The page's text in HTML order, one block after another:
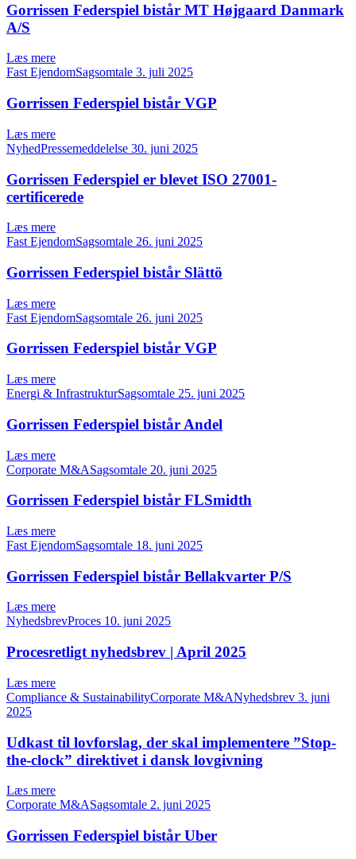
Gorrissen Federspiel bistår MT Højgaard Danmark
A/S
Læs mere
Fast EjendomSagsomtale 3. juli 2025
Gorrissen Federspiel bistår VGP
Læs mere
NyhedPressemeddelelse 30. juni 2025
Gorrissen Federspiel er blevet ISO 27001-
certificerede
Læs mere
Fast EjendomSagsomtale 26. juni 2025
Gorrissen Federspiel bistår Slättö
Læs mere
Fast EjendomSagsomtale 26. juni 2025
Gorrissen Federspiel bistår VGP
Læs mere
Energi & InfrastrukturSagsomtale 25. juni 2025
Gorrissen Federspiel bistår Andel
Læs mere
Corporate M&ASagsomtale 20. juni 2025
Gorrissen Federspiel bistår FLSmidth
Læs mere
Fast EjendomSagsomtale 18. juni 2025
Gorrissen Federspiel bistår Bellakvarter P/S
Læs mere
NyhedsbrevProces 10. juni 2025
Procesretligt nyhedsbrev | April 2025
Læs mere
Compliance & SustainabilityCorporate M&ANyhedsbrev 3. juni
2025
Udkast til lovforslag, der skal implementere ”Stop-
the-clock” direktivet i dansk lovgivning
Læs mere
Corporate M&ASagsomtale 2. juni 2025
Gorrissen Federspiel bistår Uber